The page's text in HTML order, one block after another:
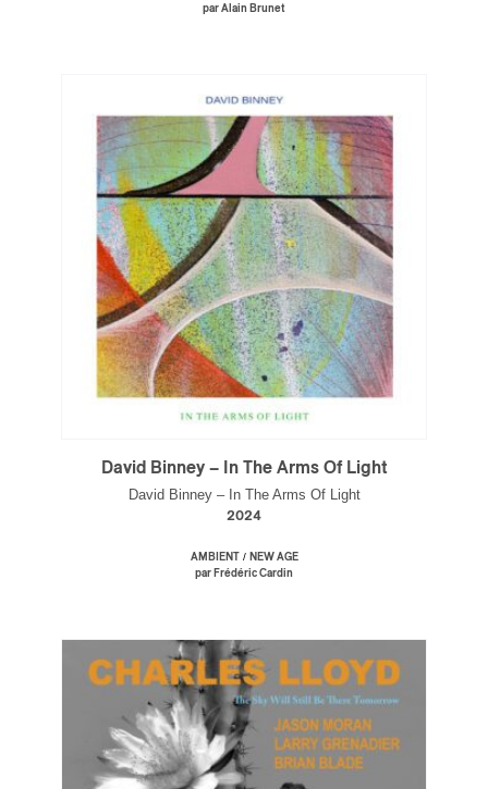
par Alain Brunet
David Binney – In The Arms Of Light
David Binney – In The Arms Of Light
2024
AMBIENT/ NEW AGE
par Frédéric Cardin